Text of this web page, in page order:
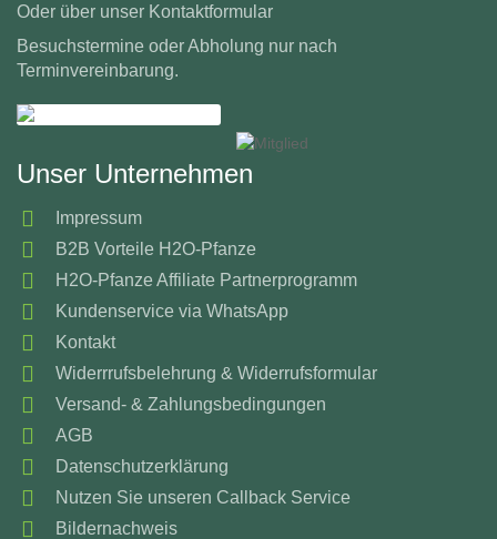
Oder über unser Kontaktformular
Besuchstermine oder Abholung nur nach
Terminvereinbarung.
Unser Unternehmen
Impressum
B2B Vorteile H2O-Pfanze
H2O-Pfanze Affiliate Partnerprogramm
Kundenservice via WhatsApp
Kontakt
Widerrrufsbelehrung & Widerrufsformular
Versand- & Zahlungsbedingungen
AGB
Datenschutzerklärung
Nutzen Sie unseren Callback Service
Bildernachweis